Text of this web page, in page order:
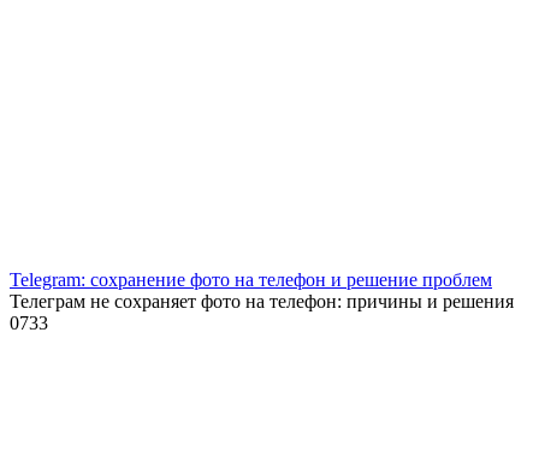
Telegram: сохранение фото на телефон и решение проблем
Телеграм не сохраняет фото на телефон: причины и решения
0733